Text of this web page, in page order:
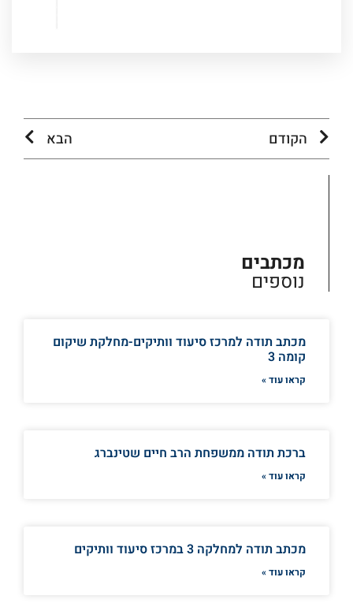
הקודם הבא
מכתבים
נוספים
מכתב תודה למרכז סיעוד וותיקים-מחלקת שיקום
קומה 3
קראו עוד »
ברכת תודה ממשפחת הרב חיים שטינברג
קראו עוד »
מכתב תודה למחלקה 3 במרכז סיעוד וותיקים
קראו עוד »